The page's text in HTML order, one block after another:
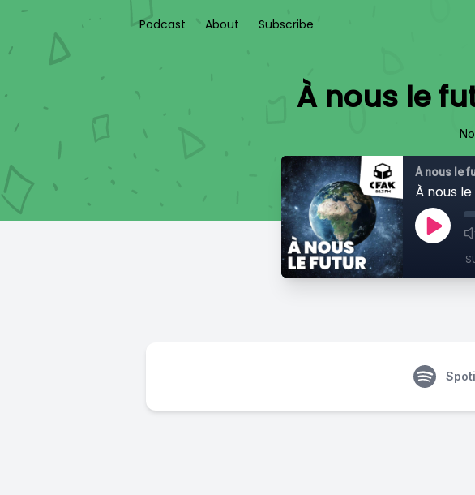
Podcast About Subscribe
À nous le
À nous le
À nous